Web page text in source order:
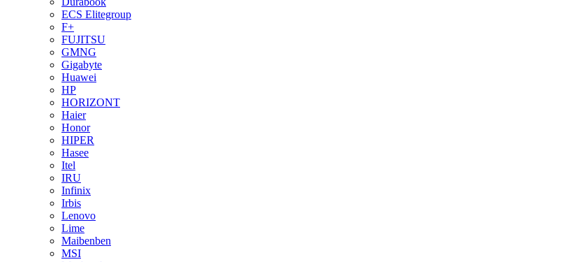
ECS Elitegroup
F+
FUJITSU
GMNG
Gigabyte
Huawei
HP
HORIZONT
Haier
Honor
HIPER
Hasee
Itel
IRU
Infinix
Irbis
Lenovo
Lime
Maibenben
MSI